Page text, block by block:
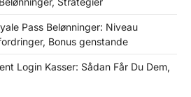
Pass Belønninger: Niveau
Bonus genstande
Login Kasser: Sådan Får Du Dem,